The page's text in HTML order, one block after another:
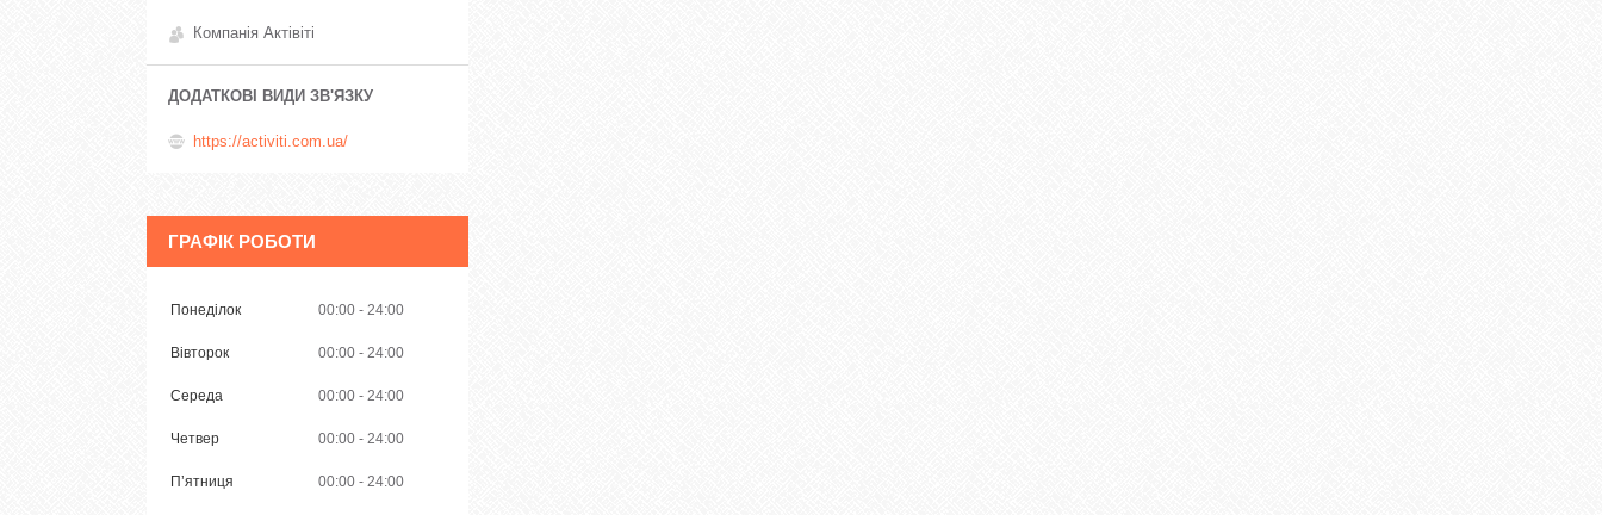
Компанія Актівіті
https://activiti.com.ua/
ГРАФІК РОБОТИ
Понеділок 00:00 24:00
Вівторок 00:00 24:00
Середа 00:00 24:00
Четвер 00:00 24:00
Пʼятниця 00:00 24:00